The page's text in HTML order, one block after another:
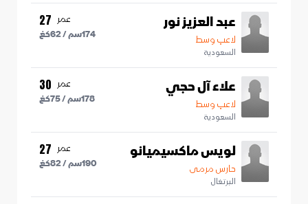
عبد العزيز نور
لاعب وسط
السعودية
عمر 27
174سم /62كغ
علاء آل حجي
لاعب وسط
السعودية
عمر 30
178سم /75كغ
لويس ماكسيميانو
حارس مرمى
البرتغال
عمر 27
190سم /82كغ